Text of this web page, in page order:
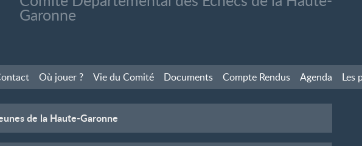
Garonne
Où jouer ? Vie du Comité Documents Compte Rendus Agenda Les
de la Haute-Garonne